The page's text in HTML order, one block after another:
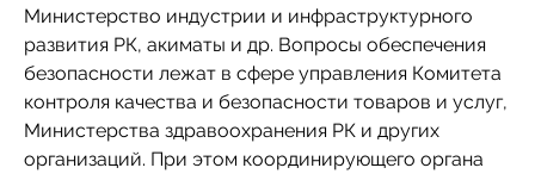
Министерство индустрии и инфраструктурного
развития РК, акиматы и др. Вопросы обеспечения
безопасности лежат в сфере управления Комитета
контроля качества и безопасности товаров и услуг,
Министерства здравоохранения РК и других
организаций. При этом координирующего органа